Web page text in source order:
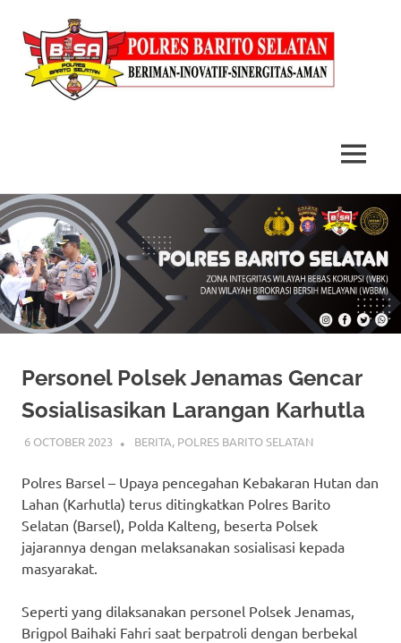
Skip
to
content
MENU
Personel Polsek Jenamas Gencar
Sosialisasikan Larangan Karhutla
6 OCTOBER 2023 ADMIN_POLRESBARSEL
BERITA, POLRES BARITO SELATAN
Polres Barsel – Upaya pencegahan Kebakaran Hutan dan
Lahan (Karhutla) terus ditingkatkan Polres Barito
Selatan (Barsel), Polda Kalteng, beserta Polsek
jajarannya dengan melaksanakan sosialisasi kepada
masyarakat.
Seperti yang dilaksanakan personel Polsek Jenamas,
Brigpol Baihaki Fahri saat berpatroli dengan berbekal